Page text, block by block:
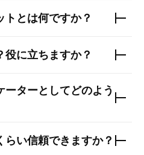
トとは何ですか？
に立ちますか？
ターとしてどのよう
い信頼できますか？